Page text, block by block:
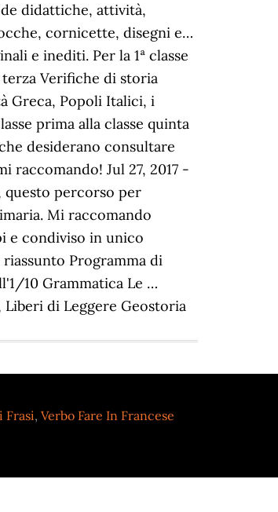
didattiche, attività,
cornicette, disegni e…
e inediti. Per la 1ª classe
Verifiche di storia
Greca, Popoli Italici, i
prima alla classe quinta
desiderano consultare
raccomando! Jul 27, 2017 -
questo percorso per
Mi raccomando
e condiviso in unico
Programma di
10 Grammatica Le …
Liberi di Leggere Geostoria
Frasi, Verbo Fare In Francese